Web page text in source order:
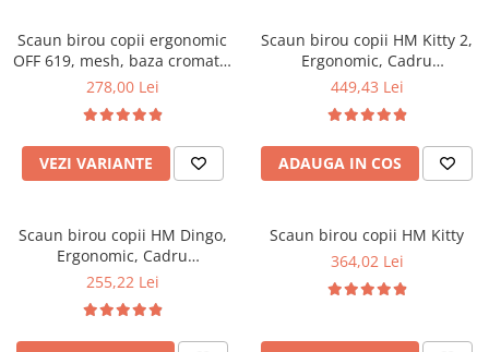
Saltele cu arcuri impachetate
individual
Saltele Memory Pocket
Saltele Memory Foam
Saltele Memory Pocket
Saltele cu plasa arcuri
Saltele cu spuma
Saltele cu spuma poliuretanica
Saltele Latex
Paturi
Seturi de pat si saltea
Masute de toaleta
Mobilier living
Scaune pentru living
Comode living
Set mese plus scaune
Mobilier birou
Scaune ergonomice
Scaune birou
Scaune profesionale
Scaune resigilate
Scaune conferinta
Scaune terasa si outdoor
Scaun birou copii ergonomic
OFF 619, mesh, baza cromata,
inaltime reglabila, 80 kg
278,00 Lei
VEZI VARIANTE
Scaun birou copii HM Kitty 2,
Ergonomic, Cadru
Polipropilena, Piele ecologica,
95x55x35 cm, Alb
449,43 Lei
ADAUGA IN COS
Scaun birou copii HM Dingo,
Ergonomic, Cadru
Polipropilena, Mesh, Inaltime
cm, Roz
255,22 Lei
Scaun birou copii HM Kitty
364,02 Lei